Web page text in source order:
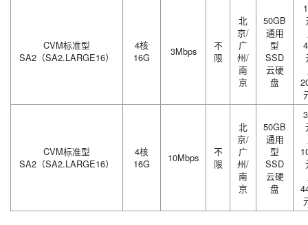
CVM标准型
SA2（SA2.LARGE16）
4核
16G
3Mbps
不
限
北
京/
广
州/
南
京
50GB
通用
型
SSD
云硬
盘
CVM标准型
SA2（SA2.LARGE16）
4核
16G
10Mbps
不
限
北
京/
广
州/
南
京
50GB
通用
型
SSD
云硬
盘